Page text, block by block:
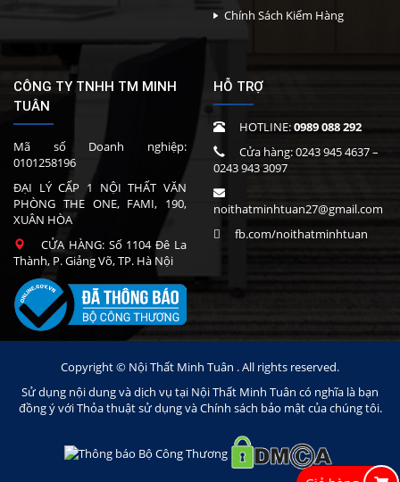
Chính Sách Kiểm Hàng
CÔNG TY TNHH TM MINH
TUÂN
Mã số Doanh nghiệp:
0101258196
ĐẠI LÝ CẤP 1 NỘI THẤT VĂN
PHÒNG THE ONE, FAMI, 190,
XUÂN HÒA
CỬA HÀNG: Số 1104 Đê La
Thành, P. Giảng Võ, TP. Hà Nội
HỖ TRỢ
HOTLINE:0989 088 292
Cửa hàng:0243 945 4637–
0243 943 3097
noithatminhtuan27@gmail.com
fb.com/noithatminhtuan
Copyright © Nội Thất Minh Tuân . All rights reserved.
Sử dụng nội dung và dịch vụ tại Nội Thất Minh Tuân có nghĩa là bạn
đồng ý với Thỏa thuật sử dụng và Chính sách bảo mật của chúng tôi.